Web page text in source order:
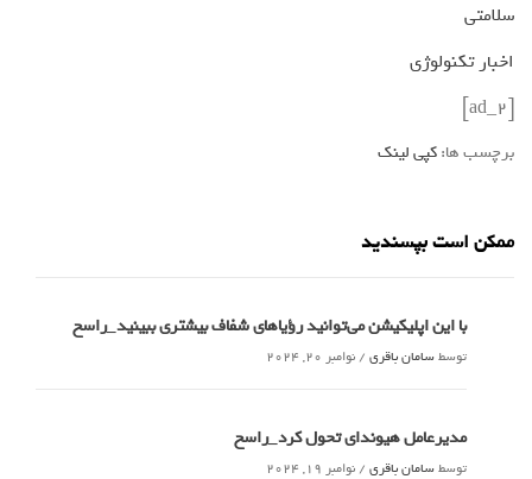
سلامتی
اخبار تکنولوژی
[ad_2]
برچسب ها:کپی لینک
ممکن است بپسندید
با این اپلیکیشن می‌توانید رؤیاهای شفاف بیشتری ببینید_راسخ
توسطسامان باقری / نوامبر 20, 2024
مدیرعامل هیوندای تحول کرد_راسخ
توسطسامان باقری / نوامبر 19, 2024